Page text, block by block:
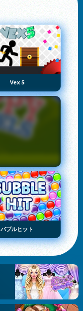
Vex 5
バブルヒット